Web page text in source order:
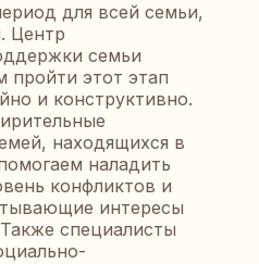
для всей семьи,
Центр
семьи
пройти этот этап
и конструктивно.
находящихся в
наладить
конфликтов и
интересы
специалисты